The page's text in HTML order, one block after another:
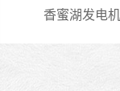
香蜜湖发电